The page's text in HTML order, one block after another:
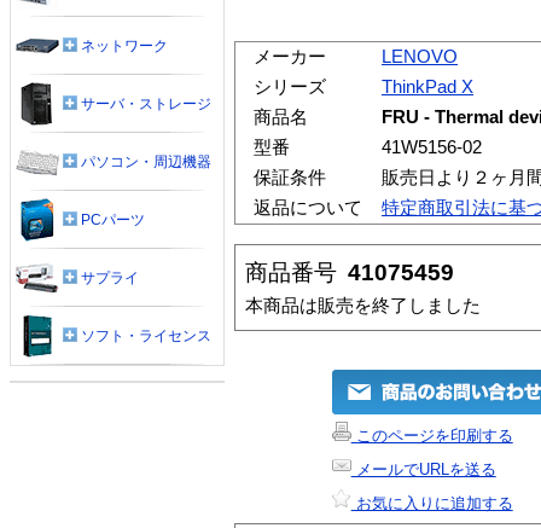
メーカー
LENOVO
シリーズ
ThinkPad X
商品名
FRU - Thermal
型番
41W5156-02
保証条件
販売日より２ヶ月
返品について
特定商取引法に基
商品番号 41075459
本商品は販売を終了しました
このページを印刷する
メールでURLを送る
お気に入りに追加する
ネットワーク
サーバ・ストレージ
パソコン・周辺機器
PCパーツ
サプライ
ソフト・ライセンス